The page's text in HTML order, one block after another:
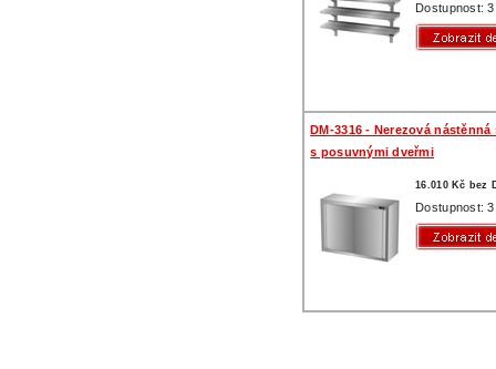
Dostupnost:
DM-3316 - Nerezová nástěnná
s posuvnými dveřmi
16.010 Kč bez
Dostupnost: